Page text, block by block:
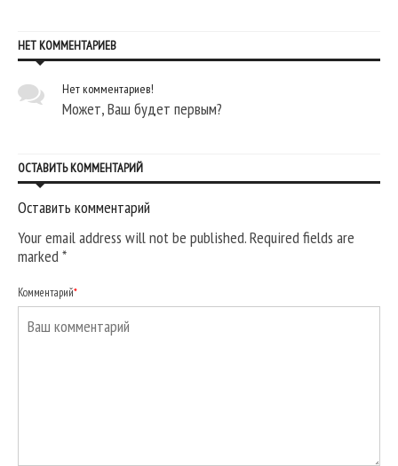
НЕТ КОММЕНТАРИЕВ
Нет комментариев!
Может, Ваш будет первым?
ОСТАВИТЬ КОММЕНТАРИЙ
Оставить комментарий
Your email address will not be published. Required fields are
marked*
Комментарий*